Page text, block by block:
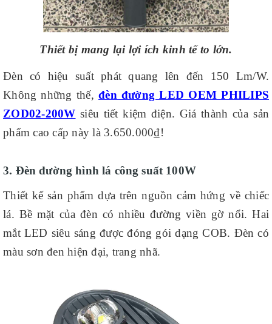
Thiết bị mang lại lợi ích kinh tế to lớn.
Đèn có hiệu suất phát quang lên đến 150 Lm/W.
Không những thế,đèn đường LED OEM PHILIPS
ZOD02-200W siêu tiết kiệm điện. Giá thành của sản
phẩm cao cấp này là 3.650.000₫!
3. Đèn đường hình lá công suất 100W
Thiết kế sản phẩm dựa trên nguồn cảm hứng về chiếc
lá. Bề mặt của đèn có nhiều đường viền gờ nổi. Hai
mắt LED siêu sáng được đóng gói dạng COB. Đèn có
màu sơn đen hiện đại, trang nhã.